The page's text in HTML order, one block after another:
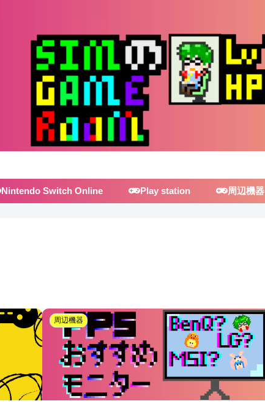
Nintendo Switch Online Play station 周辺機器
周辺機器